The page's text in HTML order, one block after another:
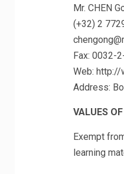
Mr. CHEN
(+32) 2
Fax: 0032-
Web: http://
Address:
VALUES
Exempt
learning